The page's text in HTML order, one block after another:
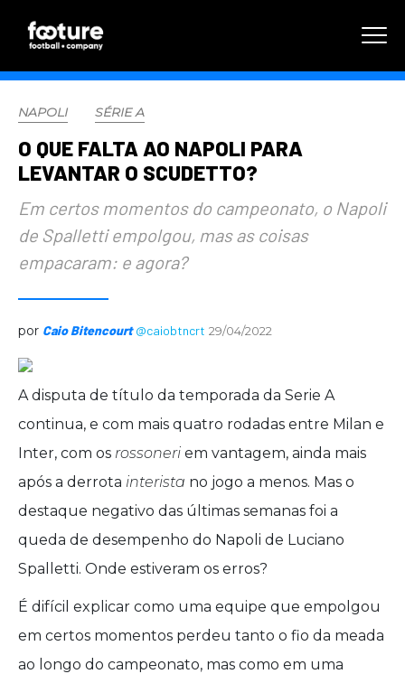
NAPOLI SÉRIE A
O QUE FALTA AO NAPOLI PARA
LEVANTAR O SCUDETTO?
Em certos momentos do campeonato, o Napoli
de Spalletti empolgou, mas as coisas
empacaram: e agora?
por Caio Bitencourt @caiobtncrt 29/04/2022
A disputa de título da temporada da Serie A
continua, e com mais quatro rodadas entre Milan e
Inter, com os rossoneri em vantagem, ainda mais
após a derrota interista no jogo a menos. Mas o
destaque negativo das últimas semanas foi a
queda de desempenho do Napoli de Luciano
Spalletti. Onde estiveram os erros?
É difícil explicar como uma equipe que empolgou
em certos momentos perdeu tanto o fio da meada
ao longo do campeonato, mas como em uma